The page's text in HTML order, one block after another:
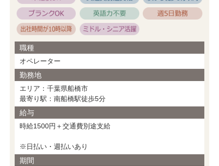
職種
オペレーター
勤務地
エリア：千葉県船橋市
最寄り駅：南船橋駅徒歩5分
給与
時給1500円＋交通費別途支給
※日払い・週払いあり
期間